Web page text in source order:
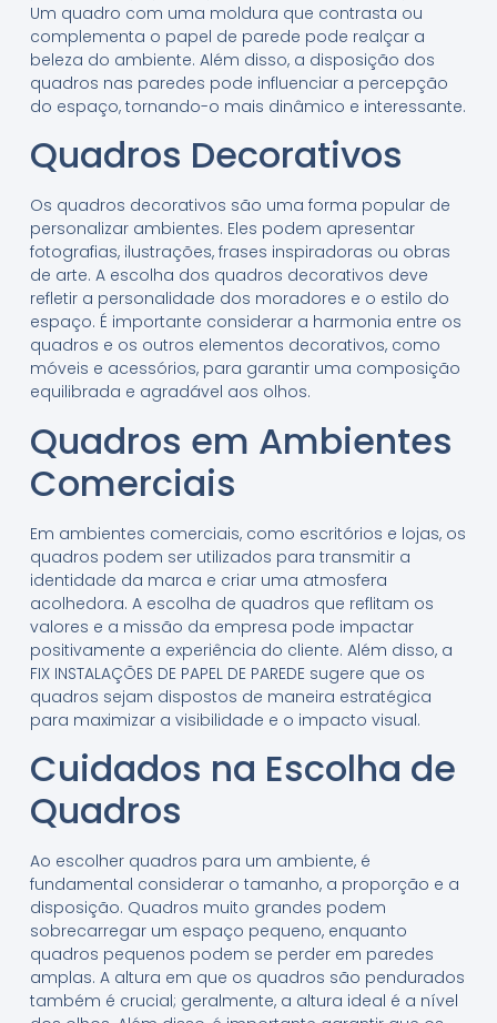
Um quadro com uma moldura que contrasta ou
complementa o papel de parede pode realçar a
beleza do ambiente. Além disso, a disposição dos
quadros nas paredes pode influenciar a percepção
do espaço, tornando-o mais dinâmico e interessante.
Quadros Decorativos
Os quadros decorativos são uma forma popular de
personalizar ambientes. Eles podem apresentar
fotografias, ilustrações, frases inspiradoras ou obras
de arte. A escolha dos quadros decorativos deve
refletir a personalidade dos moradores e o estilo do
espaço. É importante considerar a harmonia entre os
quadros e os outros elementos decorativos, como
móveis e acessórios, para garantir uma composição
equilibrada e agradável aos olhos.
Quadros em Ambientes
Comerciais
Em ambientes comerciais, como escritórios e lojas, os
quadros podem ser utilizados para transmitir a
identidade da marca e criar uma atmosfera
acolhedora. A escolha de quadros que reflitam os
valores e a missão da empresa pode impactar
positivamente a experiência do cliente. Além disso, a
FIX INSTALAÇÕES DE PAPEL DE PAREDE sugere que os
quadros sejam dispostos de maneira estratégica
para maximizar a visibilidade e o impacto visual.
Cuidados na Escolha de
Quadros
Ao escolher quadros para um ambiente, é
fundamental considerar o tamanho, a proporção e a
disposição. Quadros muito grandes podem
sobrecarregar um espaço pequeno, enquanto
quadros pequenos podem se perder em paredes
amplas. A altura em que os quadros são pendurados
também é crucial; geralmente, a altura ideal é a nível